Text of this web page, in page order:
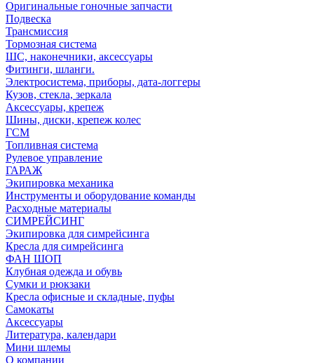
Оригинальные гоночные запчасти
Подвеска
Трансмиссия
Тормозная система
ШС, наконечники, аксессуары
Фитинги, шланги.
Электросистема, приборы, дата-логгеры
Кузов, стекла, зеркала
Аксессуары, крепеж
Шины, диски, крепеж колес
ГСМ
Топливная система
Рулевое управление
ГАРАЖ
Экипировка механика
Инструменты и оборудование команды
Расходные материалы
СИМРЕЙСИНГ
Экипировка для симрейсинга
Кресла для симрейсинга
ФАН ШОП
Клубная одежда и обувь
Сумки и рюкзаки
Кресла офисные и складные, пуфы
Самокаты
Аксессуары
Литература, календари
Мини шлемы
О компании